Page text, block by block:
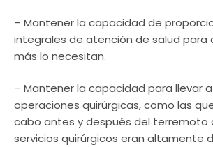
– Mantener la capacidad de
integrales de atención de salud para
más lo necesitan.
– Mantener la capacidad para llevar
operaciones quirúrgicas, como las
cabo antes y después del terremoto
servicios quirúrgicos eran altamente